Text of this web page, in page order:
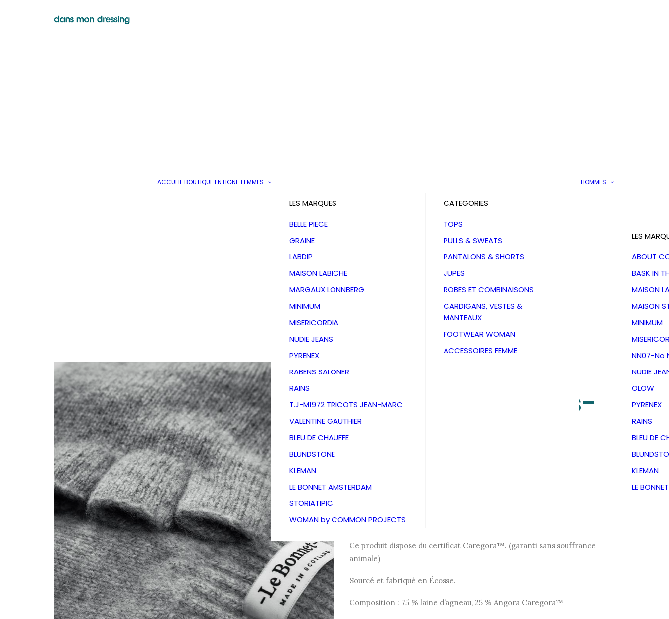
ACCUEIL BOUTIQUE EN LIGNE FEMMES
LES MARQUES
BELLE PIECE
GRAINE
LABDIP
MAISON LABICHE
MARGAUX LONNBERG
MINIMUM
MISERICORDIA
NUDIE JEANS
PYRENEX
RABENS SALONER
RAINS
T.J-M1972 TRICOTS JEAN-MARC
VALENTINE GAUTHIER
BLEU DE CHAUFFE
BLUNDSTONE
KLEMAN
LE BONNET AMSTERDAM
STORIATIPIC
WOMAN by COMMON PROJECTS
CATEGORIES
TOPS
PULLS & SWEATS
PANTALONS & SHORTS
JUPES
ROBES ET COMBINAISONS
CARDIGANS, VESTES &
MANTEAUX
FOOTWEAR WOMAN
ACCESSOIRES FEMME
HOMMES
LES
ABOUT
BASK IN
MAISON
MAISON
MINIMUM
NN07-No
NUDIE
OLOW
PYRENEX
RAINS
BLEU DE
KLEMAN
LE
Mitaines Fingerless-
Smoke le Bonnet
55,00
MITAINES
Ce produit dispose du certificat Caregora™. (garanti sans souffrance
animale)
Sourcé et fabriqué en Écosse.
Composition : 75 % laine d’agneau, 25 % Angora Caregora™